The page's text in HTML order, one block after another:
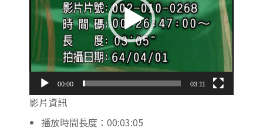
00:00 03:11
影片資訊
播放時間長度：00:03:05